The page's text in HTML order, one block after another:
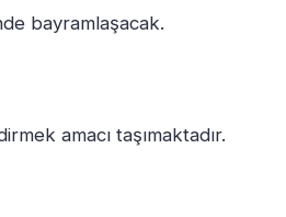
bayramlaşacak.
amacı taşımaktadır.